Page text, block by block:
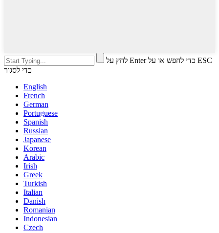
לחץ על Enter כדי לחפש או על ESC
כדי לסגור
English
French
German
Portuguese
Spanish
Russian
Japanese
Korean
Arabic
Irish
Greek
Turkish
Italian
Danish
Romanian
Indonesian
Czech